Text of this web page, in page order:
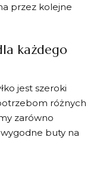
przez kolejne
każdego
jest szeroki
różnych
zarówno
buty na